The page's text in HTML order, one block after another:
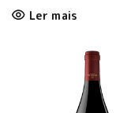
Ler mais